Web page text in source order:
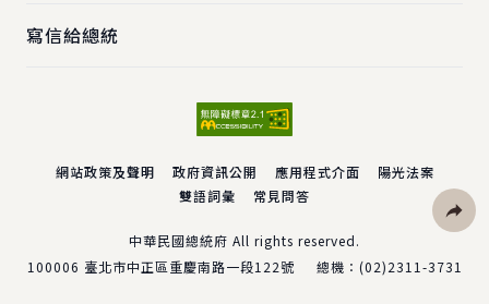
寫信給總統
網站政策及聲明 政府資訊公開 應用程式介面
陽光法案
雙語詞彙
常見問答
中華民國總統府 All rights reserved.
100006 臺北市中正區重慶南路一段122號 總機： (02)2311-3731